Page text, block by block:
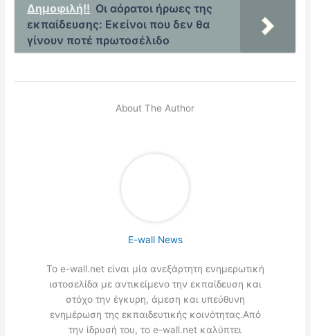
Δημοφιλή!! Οι αόρατοι ήρωες της
εκπαίδευσης: Εκείνοι που δεν θα
γίνουν ποτέ πρωτοσέλιδο
About The Author
E-wall News
Το e-wall.net είναι μία ανεξάρτητη ενημερωτική
ιστοσελίδα με αντικείμενο την εκπαίδευση και
στόχο την έγκυρη, άμεση και υπεύθυνη
ενημέρωση της εκπαιδευτικής κοινότητας.Από
την ίδρυσή του, το e-wall.net καλύπτει